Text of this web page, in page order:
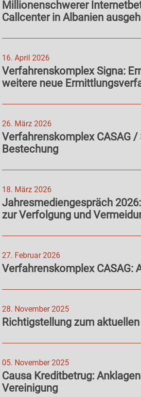
Millionenschwerer
Callcenter in Albanien
16. April 2026
Verfahrenskomplex Signa:
weitere neue
26. März 2026
Verfahrenskomplex CASAG
Bestechung
18. März 2026
Jahresmediengespräch
zur Verfolgung und
27. Februar 2026
Verfahrenskomplex CASAG:
28. November 2025
Richtigstellung zum
05. November 2025
Causa Kreditbetrug:
Vereinigung